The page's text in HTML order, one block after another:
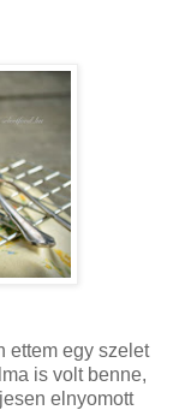
ettem egy szelet
is volt benne,
elnyomott